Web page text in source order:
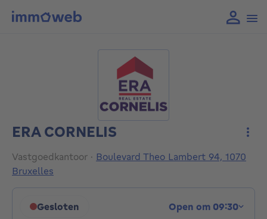
ERA CORNELIS
Vastgoedkantoor · Boulevard Theo Lambert 94, 1070
Bruxelles
Gesloten Open om 09:30
Klik om de openingsuren weer te geven